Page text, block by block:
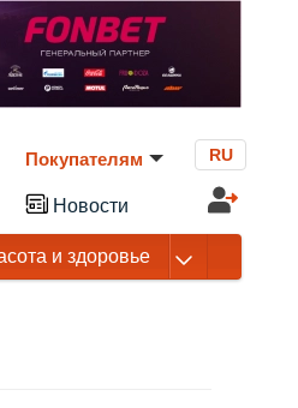
Покупателям
Новости
RU
и здоровье